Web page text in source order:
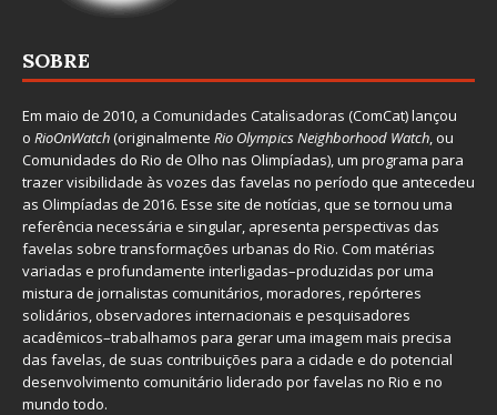
SOBRE
Em maio de 2010, a Comunidades Catalisadoras (ComCat) lançou
o RioOnWatch(originalmente Rio Olympics Neighborhood Watch, ou
Comunidades do Rio de Olho nas Olimpíadas), um programa para
trazer visibilidade às vozes das favelas no período que antecedeu
as Olimpíadas de 2016. Esse site de notícias, que se tornou uma
referência necessária e singular, apresenta perspectivas das
favelas sobre transformações urbanas do Rio. Com matérias
variadas e profundamente interligadas–produzidas por uma
mistura de jornalistas comunitários, moradores, repórteres
solidários, observadores internacionais e pesquisadores
acadêmicos–trabalhamos para gerar uma imagem mais precisa
das favelas, de suas contribuições para a cidade e do potencial
desenvolvimento comunitário liderado por favelas no Rio e no
mundo todo.